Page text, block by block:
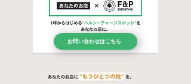
お問い合わせはこちら